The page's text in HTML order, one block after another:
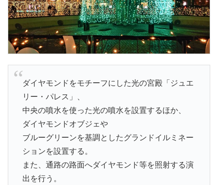
ダイヤモンドをモチーフにした光の宮殿「ジュエ
リー・パレス」、
中央の噴水を使った光の噴水を設置するほか、
ダイヤモンドオブジェや
ブルーグリーンを基調としたグランドイルミネー
ションを設置する。
また、通路の路面へダイヤモンド等を照射する演
出を行う。